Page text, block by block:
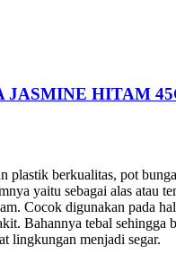
JASMINE HITAM
plastik berkualitas, pot
yaitu sebagai alas atau
Cocok digunakan pada
Bahannya tebal sehingga
lingkungan menjadi segar.